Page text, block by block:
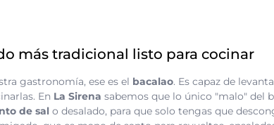
más tradicional listo para cocinar
gastronomía, ese es el bacalao. Es capaz de
En La Sirena sabemos que lo único "malo" del
de sal o desalado, para que solo tengas que